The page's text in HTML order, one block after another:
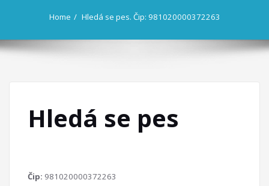
Home Hledá se pes. Čip: 981020000372263
Hledá se pes
Čip: 981020000372263